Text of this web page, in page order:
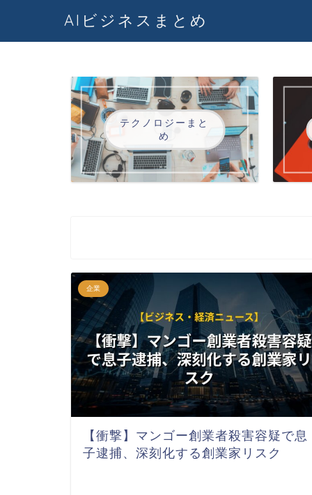
AIビジネスまとめ
テクノロジーまと
め
企業
【衝撃】マンゴー創業者殺害容疑で息
子逮捕、深刻化する創業家リスク